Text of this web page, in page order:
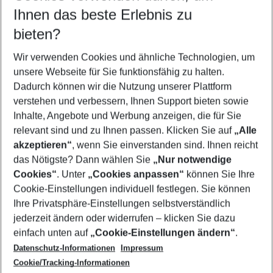
Reisezeitraum wählen
09.08.26– 07.08.27 5-8 Nächte
2 Erwachsene Keine Kinder
Mehr Filter anzeigen
Footer
Footer navigation
Über uns
AGB
Cookie-Einstellungen ändern
Cookie-Richtlinie
Datenschutz
Service & Hilfe
Barrierefreies Reisen
Check-in
Folgen Sie uns
Ihnen das beste Erlebnis zu
bieten?
Wir verwenden Cookies und ähnliche Technologien, um
unsere Webseite für Sie funktionsfähig zu halten.
Dadurch können wir die Nutzung unserer Plattform
verstehen und verbessern, Ihnen Support bieten sowie
Inhalte, Angebote und Werbung anzeigen, die für Sie
relevant sind und zu Ihnen passen. Klicken Sie auf „Alle
akzeptieren“, wenn Sie einverstanden sind. Ihnen reicht
das Nötigste? Dann wählen Sie „Nur notwendige
Cookies“. Unter „Cookies anpassen“ können Sie Ihre
Cookie-Einstellungen individuell festlegen. Sie können
Ihre Privatsphäre-Einstellungen selbstverständlich
jederzeit ändern oder widerrufen – klicken Sie dazu
einfach unten auf „Cookie-Einstellungen ändern“.
Datenschutz-Informationen
Impressum
Cookie/Tracking-Informationen